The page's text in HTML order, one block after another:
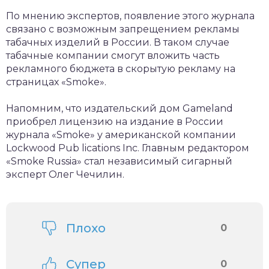
По мнению экспертов, появление этого журнала
связано с возможным запрещением рекламы
табачных изделий в России. В таком случае
табачные компании смогут вложить часть
рекламного бюджета в скорытую рекламу на
страницах «Smoke».
Напомним, что издательский дом Gameland
приобрел лицензию на издание в России
журнала «Smoke» у американской компании
Lockwood Pub lications Inc. Главным редактором
«Smoke Russia» стал независимый сигарный
эксперт Олег Чечилин.
Плохо 0
Супер 0